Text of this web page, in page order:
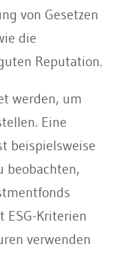
von Gesetzen
die
Reputation.
werden, um
Eine
beispielsweise
beobachten,
ESG-Kriterien
verwenden